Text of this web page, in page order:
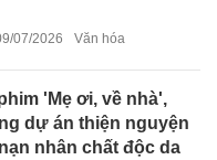
07/2026 Văn hóa
'Mẹ ơi, về nhà',
dự án thiện nguyện
nhân chất độc da